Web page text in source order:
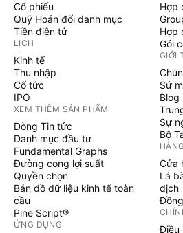
Cổ phiếu
Quỹ Hoán đổi danh mục
Tiền điện tử
LỊCH
Kinh tế
Thu nhập
Cổ tức
IPO
XEM THÊM SẢN PHẨM
Dòng Tin tức
Danh mục đầu tư
Fundamental Graphs
Đường cong lợi suất
Quyền chọn
Bản đồ dữ liệu kinh tế toàn
cầu
Pine Script®
ỨNG DỤNG
Hợp
Hợp
Gói
GIỚI
Sứ
Blog
Sự
Bộ
Cửa
Lá
dịch
Điều